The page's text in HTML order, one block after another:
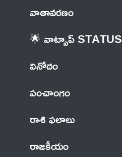
వాతావరణం
🌟 వాట్సాప్ STATUS
వినోదం
పంచాంగం
రాశి ఫలాలు
రాజకీయం